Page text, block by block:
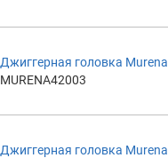
Джиггерная головка
MURENA42003
Джиггерная головка